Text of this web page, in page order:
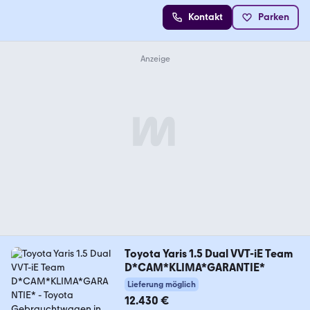
Kontakt Parken
Toyota Yaris 1.5 Dual VVT-iE Team
D*CAM*KLIMA*GARANTIE*
Lieferung möglich
12.430 €